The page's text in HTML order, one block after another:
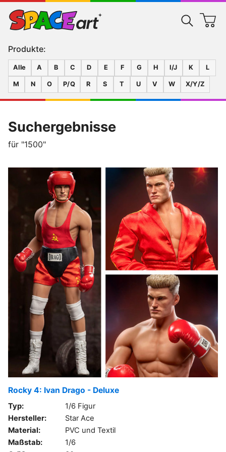
Produkte:
Alle A B C D E F G H I/J K L
M N O P/Q R S T U V W X/Y/Z
Suchergebnisse
für "1500"
Rocky 4: Ivan Drago - Deluxe
Typ:
1/6 Figur
Hersteller:
Star Ace
Material:
PVC und Textil
Maßstab:
1/6